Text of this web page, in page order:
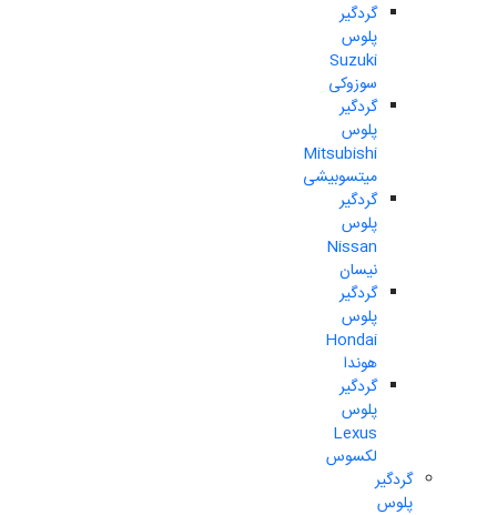
گردگیر
پلوس
Suzuki
سوزوکی
گردگیر
پلوس
Mitsubishi
میتسوبیشی
گردگیر
پلوس
Nissan
نیسان
گردگیر
پلوس
Hondai
هوندا
گردگیر
پلوس
Lexus
لکسوس
گردگیر
پلوس